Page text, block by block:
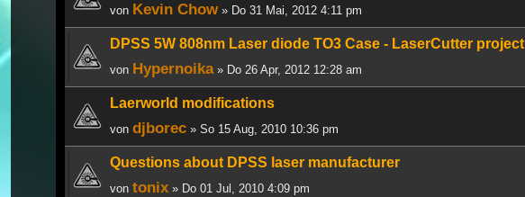
von Kevin Chow » Do 31 Mai, 2012 4:11 pm
DPSS 5W 808nm Laser diode TO3 Case - LaserCutter project
von Hypernoika» Do 26 Apr, 2012 12:28 am
Laerworld modifications
von djborec » So 15 Aug, 2010 10:36 pm
Questions about DPSS laser manufacturer
von tonix » Do 01 Jul, 2010 4:09 pm